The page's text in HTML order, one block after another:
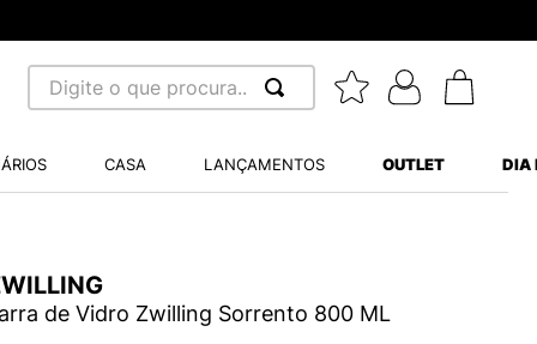
Digite o que procura...
CASA LANÇAMENTOS OUTLET DIA
de Vidro Zwilling Sorrento 800 ML
BALANCE 530
BABY